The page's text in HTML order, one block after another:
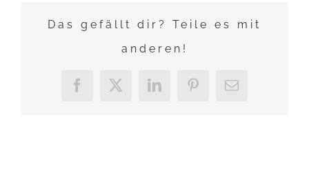
Das gefällt dir? Teile es mit
anderen!
Facebook
X LinkedInPinterest
E-